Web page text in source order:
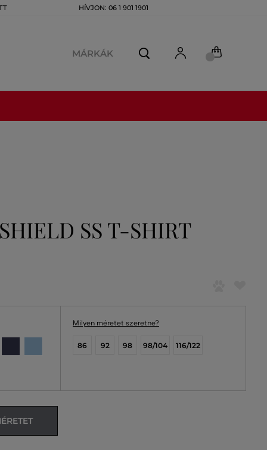
HÍVJON: 06 1 901 1901
MÁRKÁK
SS T-SHIRT
Milyen méretet szeretne?
86 92 98 98/104 116/122